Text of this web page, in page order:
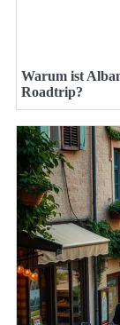
Warum ist
Roadtrip?